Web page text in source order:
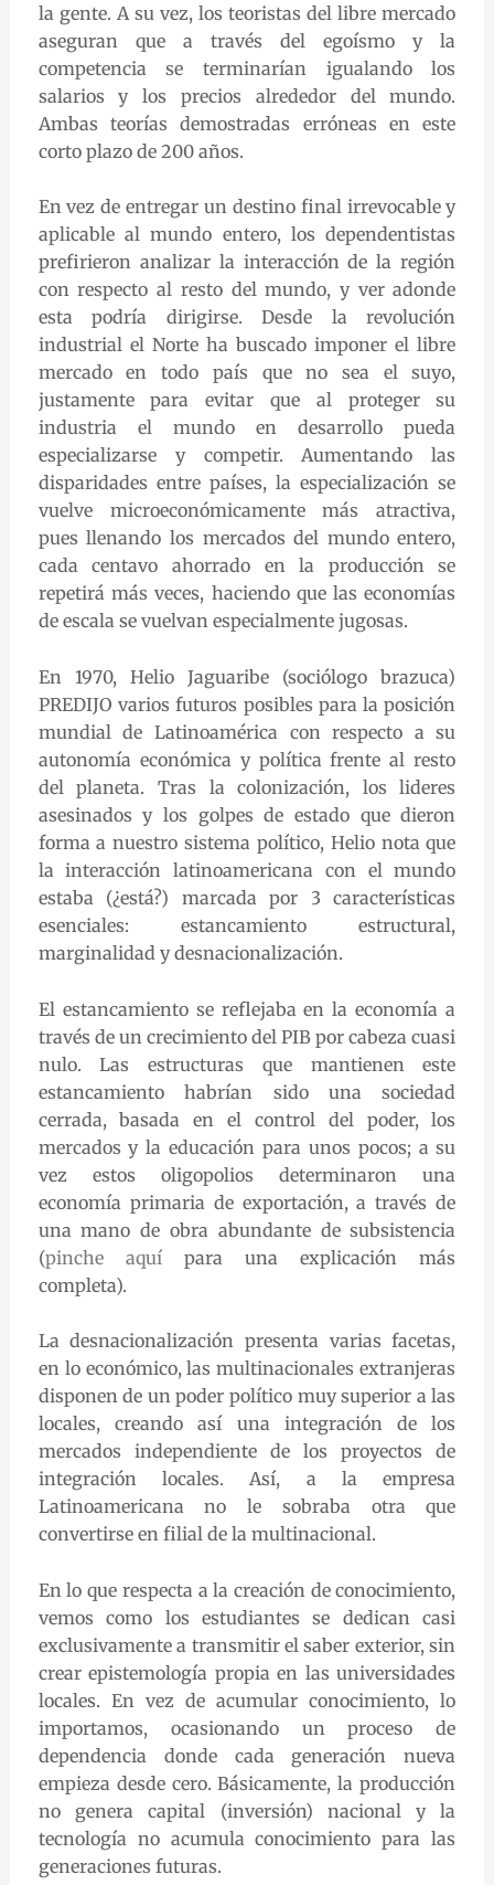
la gente. A su vez, los teoristas del libre mercado
aseguran que a través del egoísmo y la
competencia se terminarían igualando los
salarios y los precios alrededor del mundo.
Ambas teorías demostradas erróneas en este
corto plazo de 200 años.
En vez de entregar un destino final irrevocable y
aplicable al mundo entero, los dependentistas
prefirieron analizar la interacción de la región
con respecto al resto del mundo, y ver adonde
esta podría dirigirse. Desde la revolución
industrial el Norte ha buscado imponer el libre
mercado en todo país que no sea el suyo,
justamente para evitar que al proteger su
industria el mundo en desarrollo pueda
especializarse y competir. Aumentando las
disparidades entre países, la especialización se
vuelve microeconómicamente más atractiva,
pues llenando los mercados del mundo entero,
cada centavo ahorrado en la producción se
repetirá más veces, haciendo que las economías
de escala se vuelvan especialmente jugosas.
En 1970, Helio Jaguaribe (sociólogo brazuca)
PREDIJO varios futuros posibles para la posición
mundial de Latinoamérica con respecto a su
autonomía económica y política frente al resto
del planeta. Tras la colonización, los lideres
asesinados y los golpes de estado que dieron
forma a nuestro sistema político, Helio nota que
la interacción latinoamericana con el mundo
estaba (¿está?) marcada por 3 características
esenciales: estancamiento estructural,
marginalidad y desnacionalización.
El estancamiento se reflejaba en la economía a
través de un crecimiento del PIB por cabeza cuasi
nulo. Las estructuras que mantienen este
estancamiento habrían sido una sociedad
cerrada, basada en el control del poder, los
mercados y la educación para unos pocos; a su
vez estos oligopolios determinaron una
economía primaria de exportación, a través de
una mano de obra abundante de subsistencia
(pinche aquípara una explicación más
completa).
La desnacionalización presenta varias facetas,
en lo económico, las multinacionales extranjeras
disponen de un poder político muy superior a las
locales, creando así una integración de los
mercados independiente de los proyectos de
integración locales. Así, a la empresa
Latinoamericana no le sobraba otra que
convertirse en filial de la multinacional.
En lo que respecta a la creación de conocimiento,
vemos como los estudiantes se dedican casi
exclusivamente a transmitir el saber exterior, sin
crear epistemología propia en las universidades
locales. En vez de acumular conocimiento, lo
importamos, ocasionando un proceso de
dependencia donde cada generación nueva
empieza desde cero. Básicamente, la producción
no genera capital (inversión) nacional y la
tecnología no acumula conocimiento para las
generaciones futuras.